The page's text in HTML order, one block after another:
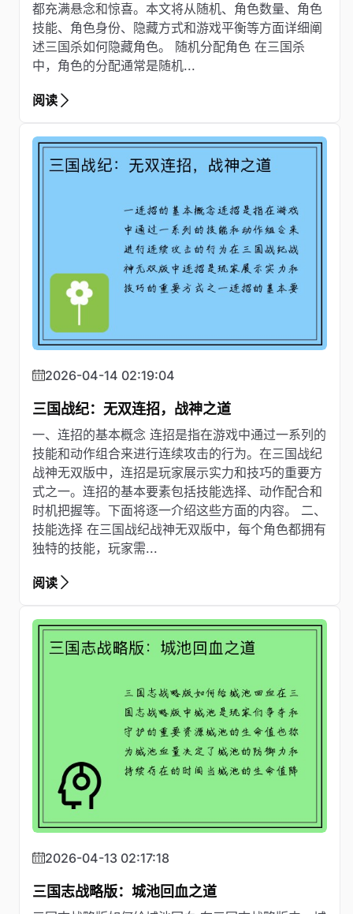
都充满悬念和惊喜。本文将从随机、角色数量、角色
技能、角色身份、隐藏方式和游戏平衡等方面详细阐
述三国杀如何隐藏角色。 随机分配角色 在三国杀
中，角色的分配通常是随机...
阅读
2026-04-14 02:19:04
三国战纪：无双连招，战神之道
一、连招的基本概念 连招是指在游戏中通过一系列的
技能和动作组合来进行连续攻击的行为。在三国战纪
战神无双版中，连招是玩家展示实力和技巧的重要方
式之一。连招的基本要素包括技能选择、动作配合和
时机把握等。下面将逐一介绍这些方面的内容。 二、
技能选择 在三国战纪战神无双版中，每个角色都拥有
独特的技能，玩家需...
阅读
2026-04-13 02:17:18
三国志战略版：城池回血之道